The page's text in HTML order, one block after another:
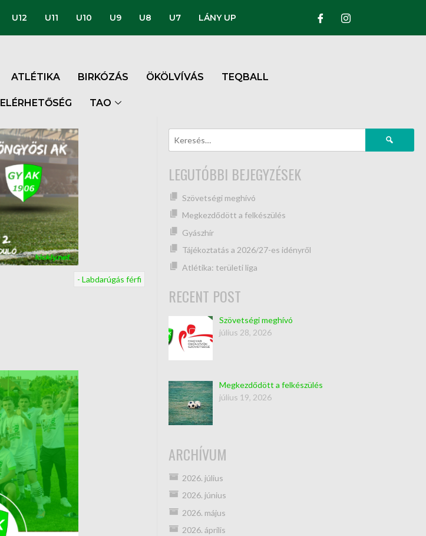
U12 U11 U10 U9 U8 U7 LÁNY UP
ATLÉTIKA BIRKÓZÁS ÖKÖLVÍVÁS TEQBALL
ELÉRHETŐSÉG TAO
- Labdarúgás férfi
LEGUTÓBBI BEJEGYZÉSEK
Szövetségi meghívó
Megkezdődött a felkészülés
Gyászhír
Tájékoztatás a 2026/27-es idényről
Atlétika: területi liga
RECENT POST
Szövetségi meghívó
július 28, 2026
Megkezdődött a felkészülés
július 19, 2026
ARCHÍVUM
2026. július
2026. június
2026. május
2026. április